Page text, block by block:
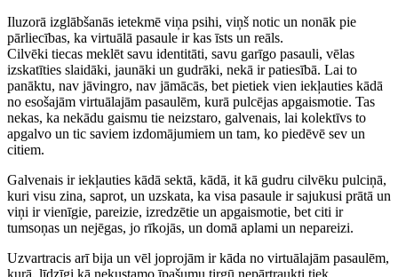
Iluzorā izglābšanās ietekmē viņa psihi, viņš notic un nonāk pie
pārliecības, ka virtuālā pasaule ir kas īsts un reāls.
Cilvēki tiecas meklēt savu identitāti, savu garīgo pasauli, vēlas
izskatīties slaidāki, jaunāki un gudrāki, nekā ir patiesībā. Lai to
panāktu, nav jāvingro, nav jāmācās, bet pietiek vien iekļauties kādā
no esošajām virtuālajām pasaulēm, kurā pulcējas apgaismotie. Tas
nekas, ka nekādu gaismu tie neizstaro, galvenais, lai kolektīvs to
apgalvo un tic saviem izdomājumiem un tam, ko piedēvē sev un
citiem.
Galvenais ir iekļauties kādā sektā, kādā, it kā gudru cilvēku pulciņā,
kuri visu zina, saprot, un uzskata, ka visa pasaule ir sajukusi prātā un
viņi ir vienīgie, pareizie, izredzētie un apgaismotie, bet citi ir
tumsoņas un nejēgas, jo rīkojās, un domā aplami un nepareizi.
Uzvartracis arī bija un vēl joprojām ir kāda no virtuālajām pasaulēm,
kurā, līdzīgi kā nekustamo īpašumu tirgū nepārtraukti tiek